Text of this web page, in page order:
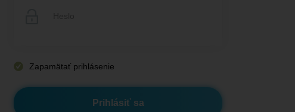
Zapamätať prihlásenie